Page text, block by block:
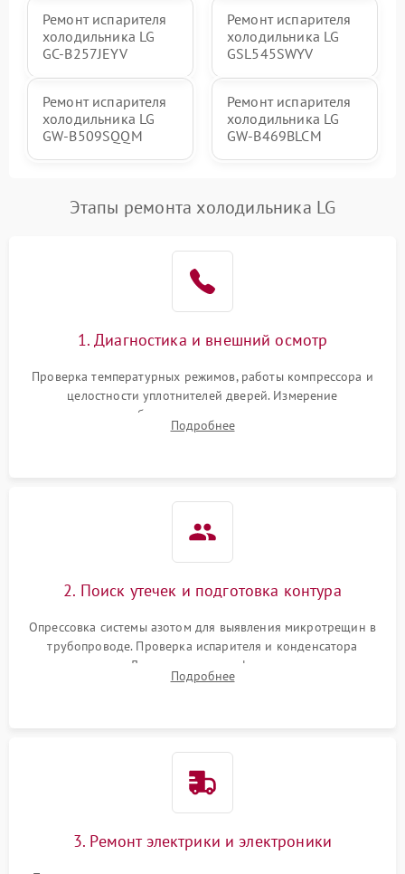
Ремонт испарителя
холодильника LG
GC-B257JEYV
Ремонт испарителя
холодильника LG
GSL545SWYV
Ремонт испарителя
холодильника LG
GW-B509SQQM
Ремонт испарителя
холодильника LG
GW-B469BLCM
Этапы ремонта холодильника LG
1. Диагностика и внешний осмотр
Проверка температурных режимов, работы компрессора и
целостности уплотнителей дверей. Измерение
сопротивления обмоток мотора, проверка термостата и
считывание кодов ошибок с электронного дисплея.
Подробнее
2. Поиск утечек и подготовка контура
Опрессовка системы азотом для выявления микротрещин в
трубопроводе. Проверка испарителя и конденсатора
течеискателем. Демонтаж старого фильтра-осушителя и
продувка капиллярной трубки для устранения засоров.
Подробнее
3. Ремонт электрики и электроники